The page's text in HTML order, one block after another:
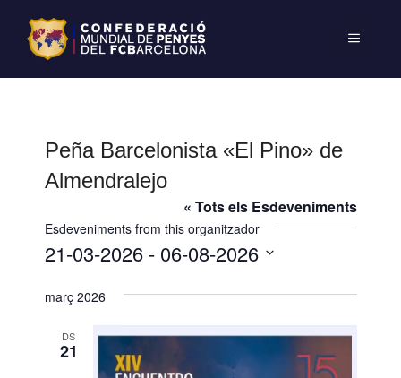
Peña Barcelonista «El Pino» de
Almendralejo
« Tots els Esdeveniments
Esdeveniments from this organitzador
21-03-2026 - 06-08-2026
e
març 2026
DS
21